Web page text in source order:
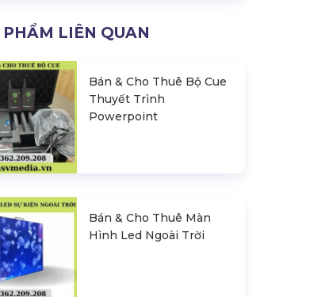
Đồ Đen? Quy Tắc Ngầm
PHẨM LIÊN QUAN
Bán & Cho Thuê Bộ Cue
Thuyết Trình
Powerpoint
Bán & Cho Thuê Màn
Hình Led Ngoài Trời